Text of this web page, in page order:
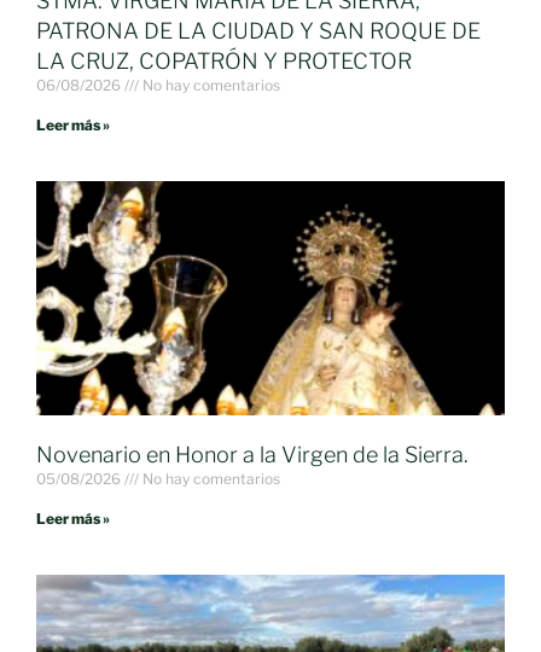
PATRONA DE LA CIUDAD Y SAN ROQUE DE
LA CRUZ, COPATRÓN Y PROTECTOR
06/08/2026 No hay comentarios
Leer más »
Novenario en Honor a la Virgen de la Sierra.
05/08/2026 No hay comentarios
Leer más »